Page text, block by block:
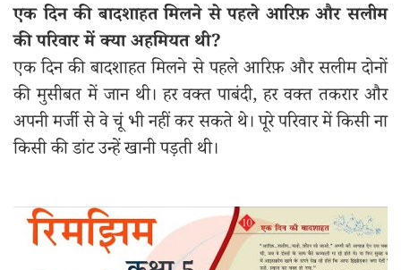
एक दिन की बादशाहत मिलने से पहले आरिफ़ और सलीम
की परिवार में क्या अहमियत थी?
एक दिन की बादशाहत मिलने से पहले आरिफ़ और सलीम दोनों
की मुसीबत में जान थी। हर वक्त पाबंदी, हर वक्त तकरार और
अपनी मर्जी से वे चूं भी नहीं कर सकते थे। पूरे परिवार में किसी ना
किसी की डांट उन्हें खानी पड़ती थी।